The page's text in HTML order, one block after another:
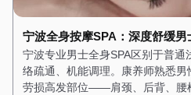
宁波全身按摩SPA：深度舒缓
宁波专业男士全身SPA区别于普
络疏通、机能调理。康养师熟悉
劳损高发部位——肩颈、后背、腰